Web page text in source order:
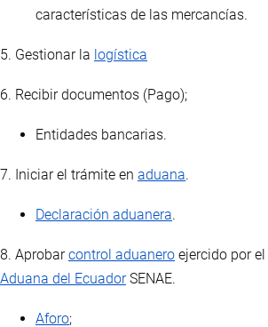
características de las mercancías.
5. Gestionar la logística
6. Recibir documentos (Pago);
Entidades bancarias.
7. Iniciar el trámite en aduana.
Declaración aduanera.
8. Aprobarcontrol aduanero ejercido por el
Aduana del EcuadorSENAE.
Aforo;